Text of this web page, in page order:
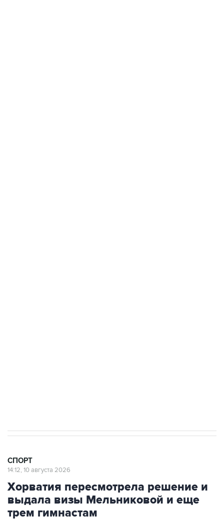
СПОРТ
14:12, 10 августа 2026
Хорватия пересмотрела решение и
выдала визы Мельниковой и еще
трем гимнастам